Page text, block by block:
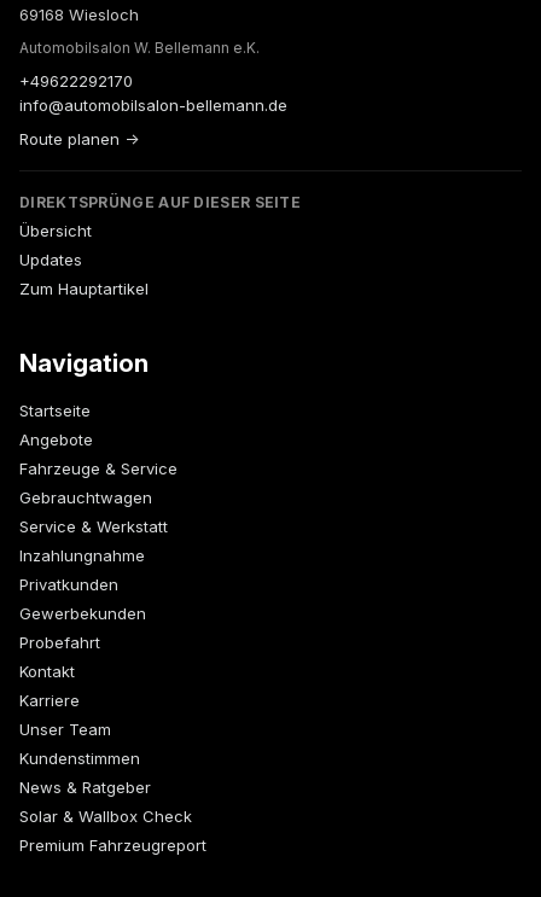
69168 Wiesloch
Automobilsalon W. Bellemann e.K.
+49622292170
info@automobilsalon-bellemann.de
Route planen →
DIREKTSPRÜNGE AUF DIESER SEITE
Übersicht
Updates
Zum Hauptartikel
Navigation
Startseite
Angebote
Fahrzeuge & Service
Gebrauchtwagen
Service & Werkstatt
Inzahlungnahme
Privatkunden
Gewerbekunden
Probefahrt
Kontakt
Karriere
Unser Team
Kundenstimmen
News & Ratgeber
Solar & Wallbox Check
Premium Fahrzeugreport